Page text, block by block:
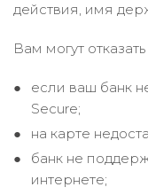
действия, имя
Вам могут
если ваш банк
Secure;
на карте
банк не
интернете;